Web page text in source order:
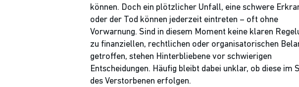
können. Doch ein plötzlicher Unfall, eine schwere
oder der Tod können jederzeit eintreten – oft ohne
Vorwarnung. Sind in diesem Moment keine klaren
zu finanziellen, rechtlichen oder organisatorischen
getroffen, stehen Hinterbliebene vor schwierigen
Entscheidungen. Häufig bleibt dabei unklar, ob diese im
des Verstorbenen erfolgen.